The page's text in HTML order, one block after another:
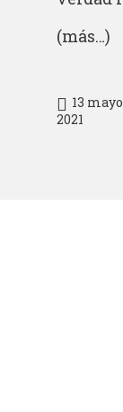
(más…)
13
2021